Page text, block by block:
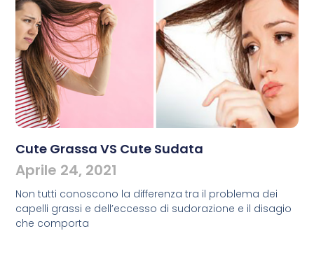
Cute Grassa VS Cute Sudata
Aprile 24, 2021
Non tutti conoscono la differenza tra il problema dei
capelli grassi e dell’eccesso di sudorazione e il disagio
che comporta